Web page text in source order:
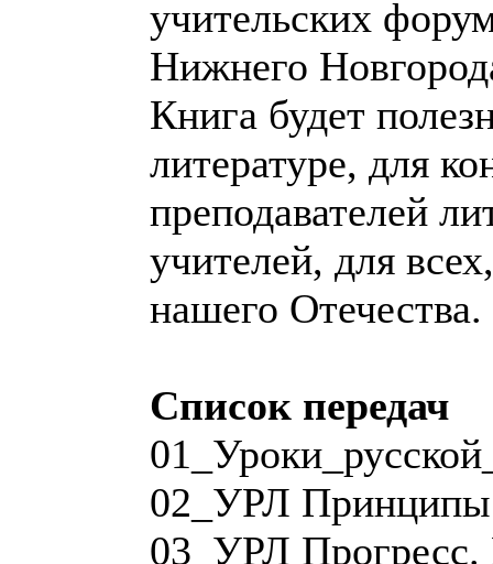
учительских
Нижнего
Книга будет
литературе, для
преподавателей
учителей, для
нашего Отечества.
Список передач
02_УРЛ Принципы
03_УРЛ Прогресс.